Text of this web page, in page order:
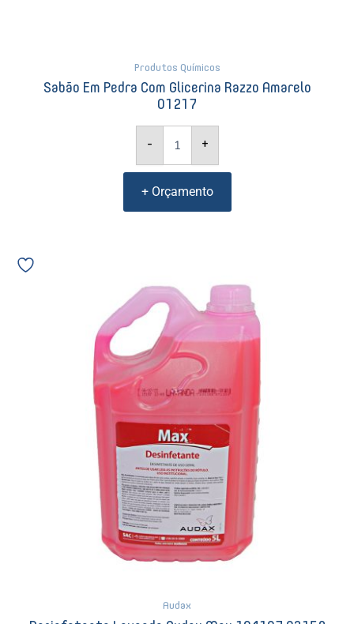
Produtos Químicos
Sabão Em Pedra Com Glicerina Razzo Amarelo
01217
- +
+ Orçamento
Audax
Audax
Max
104107
03152
quantidade